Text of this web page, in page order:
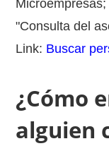
"Consulta del
Link: Buscar
¿Cómo
alguien